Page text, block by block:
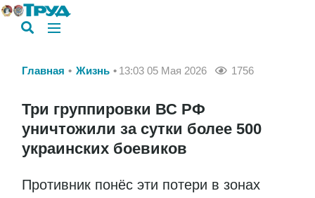
Главная Жизнь 13:03 05 Мая 2026 1756
Три группировки ВС РФ
уничтожили за сутки более 500
украинских боевиков
Противник понёс эти потери в зонах